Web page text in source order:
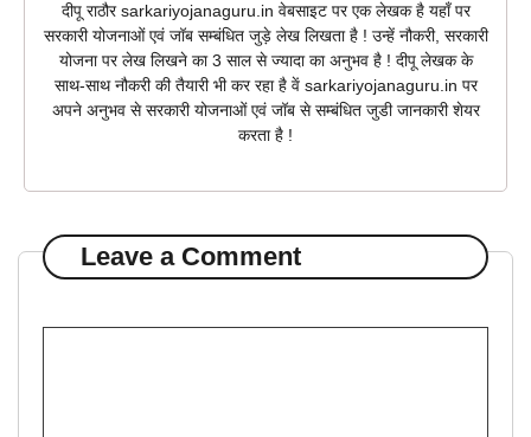
दीपू राठौर sarkariyojanaguru.in वेबसाइट पर एक लेखक है यहाँ पर
सरकारी योजनाओं एवं जॉब सम्बंधित जुड़े लेख लिखता है ! उन्हें नौकरी, सरकारी
योजना पर लेख लिखने का 3 साल से ज्यादा का अनुभव है ! दीपू लेखक के
साथ-साथ नौकरी की तैयारी भी कर रहा है वें sarkariyojanaguru.in पर
अपने अनुभव से सरकारी योजनाओं एवं जॉब से सम्बंधित जुडी जानकारी शेयर
करता है !
Leave a Comment